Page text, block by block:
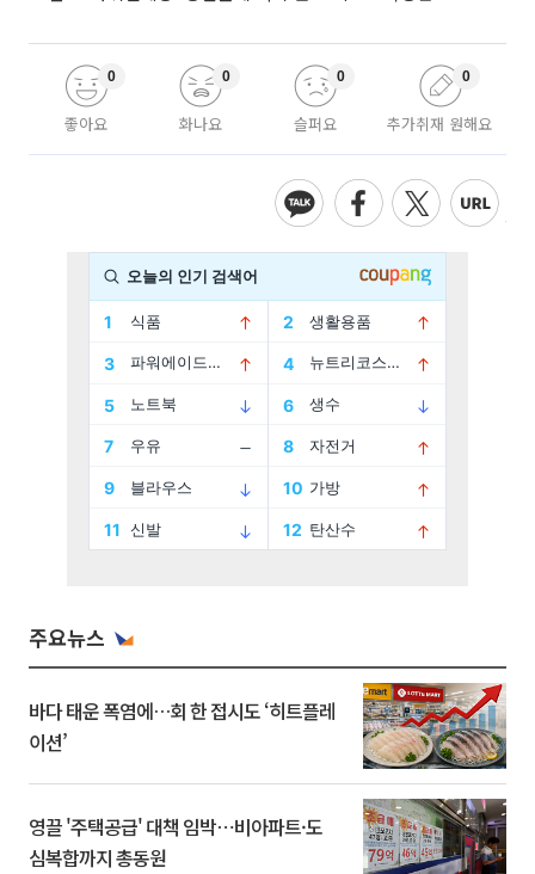
좋아요
0
화나요
0
슬퍼요
0
추가취재 원해요
0
주요뉴스
바다 태운 폭염에…회 한 접시도 ‘히트플레
이션’
영끌 '주택공급' 대책 임박⋯비아파트·도
심복합까지 총동원